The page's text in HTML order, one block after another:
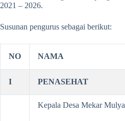
2021 – 2026.
Susunan pengurus sebagai berikut:
NO NAMA
I PENASEHAT
Kepala Desa Mekar Mulya